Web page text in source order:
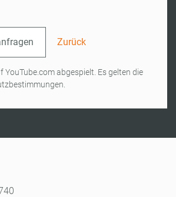
Zurück
YouTube.com abgespielt. Es gelten die